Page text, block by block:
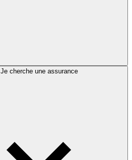
Je cherche une assurance